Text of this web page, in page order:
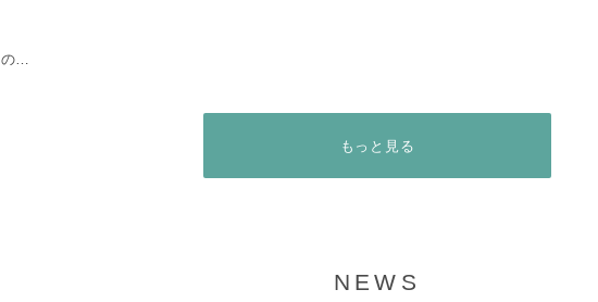
「〇ごと 万能おだし」は、七種の旬の国産野菜を使い、国産のしょう油・本みりん・天然塩で下味をつけた便利なリキッドタイプの野菜だしです。和・洋・中どんな料理にも隠し味として、調味料のかわりとして様々な料理にご活用いただけます。料理に合わせて、お好みの希釈量に調節してご使用ください。 内容量：450ml 送料：550円（税込） ※5,400円（税込）以上で送料無料
もっと見る
NEWS